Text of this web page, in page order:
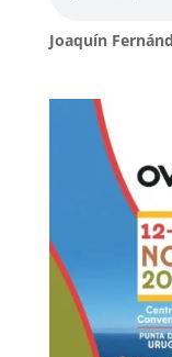
Joaquín